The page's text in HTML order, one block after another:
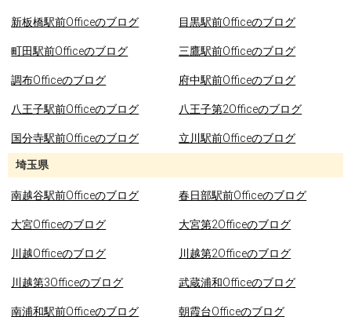
新板橋駅前Officeのブログ 目黒駅前Officeのブログ
町田駅前Officeのブログ 三鷹駅前Officeのブログ
調布Officeのブログ 府中駅前Officeのブログ
八王子駅前Officeのブログ 八王子第2Officeのブログ
国分寺駅前Officeのブログ 立川駅前Officeのブログ
埼玉県
南越谷駅前Officeのブログ 春日部駅前Officeのブログ
大宮Officeのブログ 大宮第2Officeのブログ
川越Officeのブログ 川越第2Officeのブログ
川越第3Officeのブログ 武蔵浦和Officeのブログ
南浦和駅前Officeのブログ 朝霞台Officeのブログ